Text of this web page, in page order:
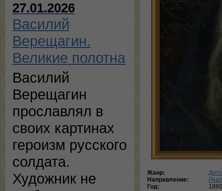
27.01.2026
Василий
Верещагин.
Великие полотна
Василий
Верещагин
прославлял в
своих картинах
героизм русского
солдата.
Художник не
Жанр:
Направление:
Год: